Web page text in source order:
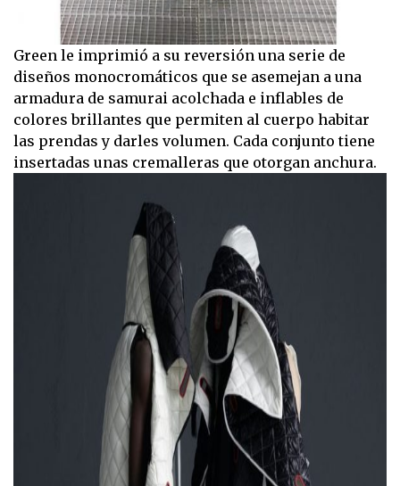
Green le imprimió a su reversión una serie de
diseños monocromáticos que se asemejan a una
armadura de samurai acolchada e inflables de
colores brillantes que permiten al cuerpo habitar
las prendas y darles volumen. Cada conjunto tiene
insertadas unas cremalleras que otorgan anchura.